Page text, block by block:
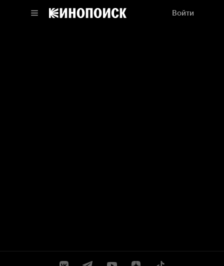
Войти